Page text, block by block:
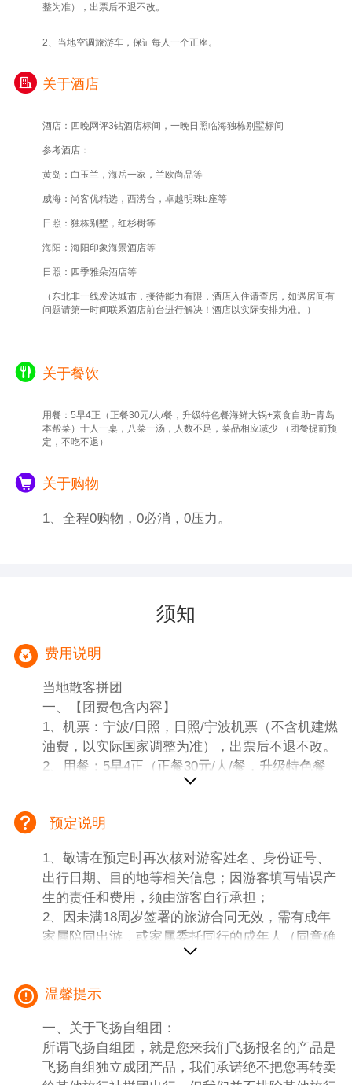
整为准），出票后不退不改。
2、当地空调旅游车，保证每人一个正座。
关于酒店
酒店：四晚网评3钻酒店标间，一晚日照临海独栋别墅标间
参考酒店：
黄岛：白玉兰，海岳一家，兰欧尚品等
威海：尚客优精选，西涝台，卓越明珠b座等
日照：独栋别墅，红杉树等
海阳：海阳印象海景酒店等
日照：四季雅朵酒店等
（东北非一线发达城市，接待能力有限，酒店入住请查房，如遇房间有
问题请第一时间联系酒店前台进行解决！酒店以实际安排为准。）
关于餐饮
用餐：5早4正（正餐30元/人/餐，升级特色餐海鲜大锅+素食自助+青岛
本帮菜）十人一桌，八菜一汤，人数不足，菜品相应减少 （团餐提前预
定，不吃不退）
关于购物
1、全程0购物，0必消，0压力。
须知
费用说明
当地散客拼团
一、【团费包含内容】
1、机票：宁波/日照，日照/宁波机票（不含机建燃
油费，以实际国家调整为准），出票后不退不改。
2、用餐：5早4正（正餐30元/人/餐，升级特色餐
海鲜大锅+素食自助+青岛本帮菜）十人一桌，八
定，不吃不退）
栋别墅标间
参考酒店：
黄岛：白玉兰，海岳一家，兰欧尚品等
威海：尚客优精选，西涝台，卓越明珠b座等
日照：独栋别墅，红杉树等
（东北非一线发达城市，接待能力有限，酒店入住
请查房，如遇房间有问题请第一时间联系酒店前台
进行解决！酒店以实际安排为准。）
4、车辆：当地空调旅游车，保证每人一个正座。
5、景点：60 周岁以上免大门票；60 周岁以下需
预定说明
1、敬请在预定时再次核对游客姓名、身份证号、
出行日期、目的地等相关信息；因游客填写错误产
生的责任和费用，须由游客自行承担；
2、因未满18周岁签署的旅游合同无效，需有成年
家属陪同出游，或家属委托同行的成年人（同意确
名。
温馨提示
一、关于飞扬自组团：
所谓飞扬自组团，就是您来我们飞扬报名的产品是
飞扬自组独立成团产品，我们承诺绝不把您再转卖